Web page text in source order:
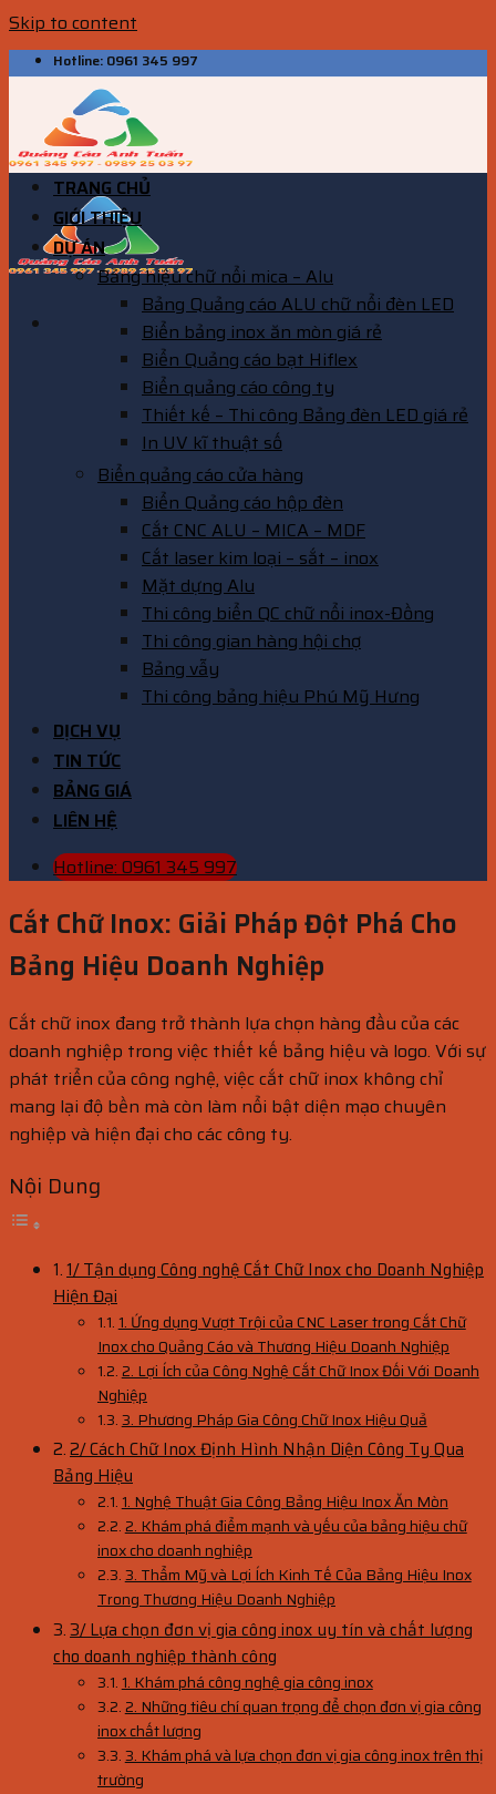
Skip to content
Hotline: 0961 345 997
TRANG CHỦ
GIỚI THIỆU
DỰ ÁN
Bảng hiệu chữ nổi mica – Alu
Bảng Quảng cáo ALU chữ nổi đèn LED
Biển bảng inox ăn mòn giá rẻ
Biển Quảng cáo bạt Hiflex
Biển quảng cáo công ty
Thiết kế – Thi công Bảng đèn LED giá rẻ
In UV kĩ thuật số
Biển quảng cáo cửa hàng
Biển Quảng cáo hộp đèn
Cắt CNC ALU – MICA – MDF
Cắt laser kim loại – sắt – inox
Mặt dựng Alu
Thi công biển QC chữ nổi inox-Đồng
Thi công gian hàng hội chợ
Bảng vẫy
Thi công bảng hiệu Phú Mỹ Hưng
DỊCH VỤ
TIN TỨC
BẢNG GIÁ
LIÊN HỆ
Hotline: 0961 345 997
Cắt Chữ Inox: Giải Pháp Đột Phá Cho
Bảng Hiệu Doanh Nghiệp
Cắt chữ inox đang trở thành lựa chọn hàng đầu của các
doanh nghiệp trong việc thiết kế bảng hiệu và logo. Với sự
phát triển của công nghệ, việc cắt chữ inox không chỉ
mang lại độ bền mà còn làm nổi bật diện mạo chuyên
nghiệp và hiện đại cho các công ty.
Nội Dung
1/ Tận dụng Công nghệ Cắt Chữ Inox cho Doanh Nghiệp
Hiện Đại
1. Ứng dụng Vượt Trội của CNC Laser trong Cắt Chữ
Inox cho Quảng Cáo và Thương Hiệu Doanh Nghiệp
2. Lợi Ích của Công Nghệ Cắt Chữ Inox Đối Với Doanh
Nghiệp
3. Phương Pháp Gia Công Chữ Inox Hiệu Quả
2/ Cách Chữ Inox Định Hình Nhận Diện Công Ty Qua
Bảng Hiệu
1. Nghệ Thuật Gia Công Bảng Hiệu Inox Ăn Mòn
2. Khám phá điểm mạnh và yếu của bảng hiệu chữ
inox cho doanh nghiệp
3. Thẩm Mỹ và Lợi Ích Kinh Tế Của Bảng Hiệu Inox
Trong Thương Hiệu Doanh Nghiệp
3/ Lựa chọn đơn vị gia công inox uy tín và chất lượng
cho doanh nghiệp thành công
1. Khám phá công nghệ gia công inox
2. Những tiêu chí quan trọng để chọn đơn vị gia công
inox chất lượng
3. Khám phá và lựa chọn đơn vị gia công inox trên thị
trường